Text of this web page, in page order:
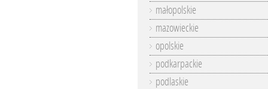
małopolskie
mazowieckie
opolskie
podkarpackie
podlaskie